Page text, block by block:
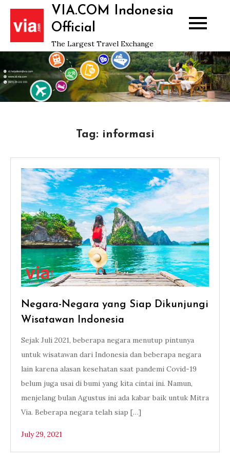
Skip
content
VIA.COM Indonesia
Official
The Largest Travel Exchange
Tag: informasi
Negara-Negara yang Siap Dikunjungi
Wisatawan Indonesia
Sejak Juli 2021, beberapa negara menutup pintunya
untuk wisatawan dari Indonesia dan beberapa negara
lain karena alasan kesehatan saat pandemi Covid-19
belum juga usai di bumi yang kita cintai ini. Namun,
menjelang bulan Agustus ini ada kabar baik untuk Mitra
Via. Beberapa negara telah siap […]
July 29, 2021